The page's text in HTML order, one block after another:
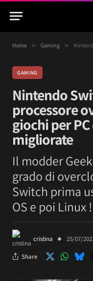
Home » Gaming » Nintendo
GAMING
Nintendo
processore
giochi per
migliorate
Il modder
grado di
Switch prima
OS e poi Linux !
cristina 25/07/
Share